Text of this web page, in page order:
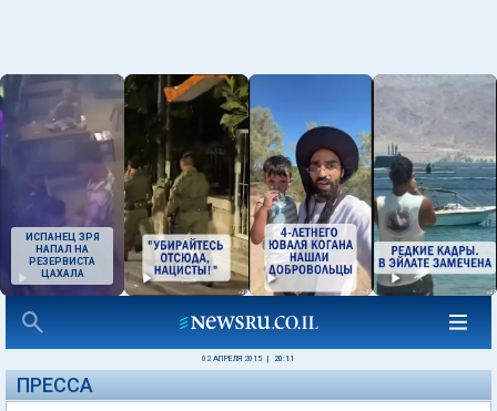
ИСПАНЕЦ ЗРЯ
НАПАЛ НА
РЕЗЕРВИСТА
ЦАХАЛА
02 АПРЕЛЯ 2015 20:11
ПРЕССА